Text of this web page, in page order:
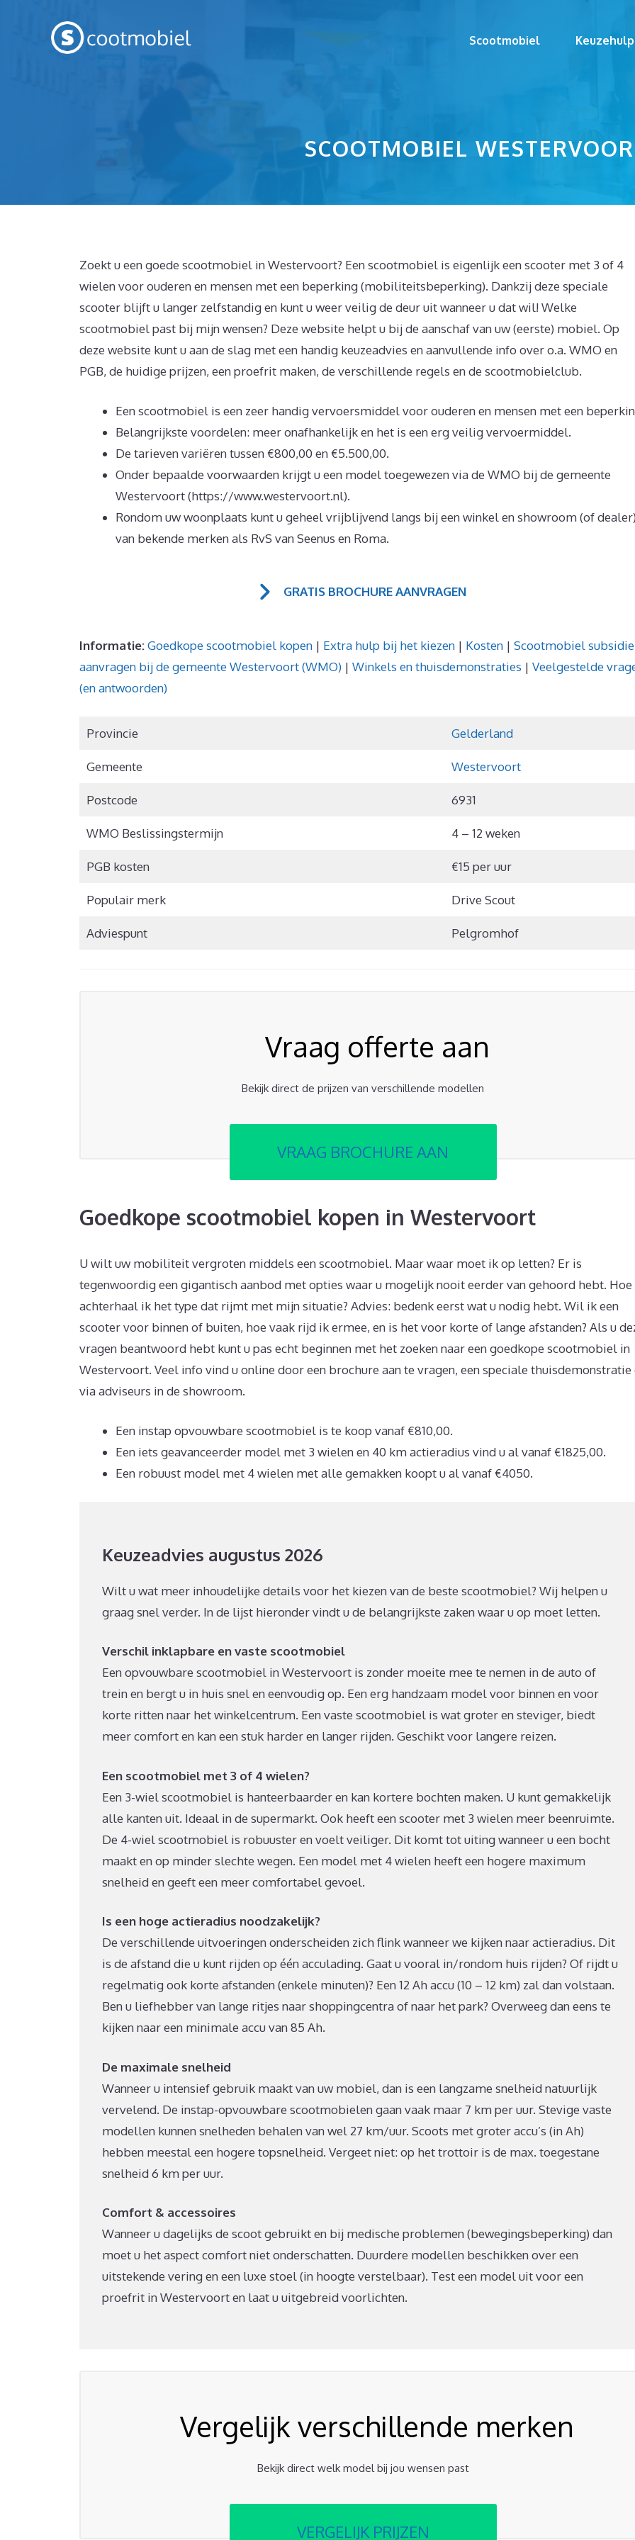
Scootmobiel Keuzehulp
SCOOTMOBIEL
Zoekt u een goede scootmobiel in Westervoort? Een scootmobiel is eigenlijk een scooter met 3 of 4
wielen voor ouderen en mensen met een beperking (mobiliteitsbeperking). Dankzij deze speciale
scooter blijft u langer zelfstandig en kunt u weer veilig de deur uit wanneer u dat wil! Welke
scootmobiel past bij mijn wensen? Deze website helpt u bij de aanschaf van uw (eerste) mobiel. Op
deze website kunt u aan de slag met een handig keuzeadvies en aanvullende info over o.a. WMO en
PGB, de huidige prijzen, een proefrit maken, de verschillende regels en de scootmobielclub.
Een scootmobiel is een zeer handig vervoersmiddel voor ouderen en mensen met een
Belangrijkste voordelen: meer onafhankelijk en het is een erg veilig vervoermiddel.
De tarieven variëren tussen €800,00 en €5.500,00.
Onder bepaalde voorwaarden krijgt u een model toegewezen via de WMO bij de gemeente
Westervoort (https://www.westervoort.nl).
Rondom uw woonplaats kunt u geheel vrijblijvend langs bij een winkel en showroom (of
van bekende merken als RvS van Seenus en Roma.
GRATIS BROCHURE AANVRAGEN
Informatie:Goedkope scootmobiel kopen | Extra hulp bij het kiezen | Kosten | Scootmobiel subsidie
aanvragen bij de gemeente Westervoort (WMO) | Winkels en thuisdemonstraties | Veelgestelde
(en antwoorden)
Provincie Gelderland
Gemeente Westervoort
Postcode 6931
WMO Beslissingstermijn 4 – 12 weken
PGB kosten €15 per uur
Populair merk Drive Scout
Adviespunt Pelgromhof
Vraag offerte aan
Bekijk direct de prijzen van verschillende modellen
VRAAG BROCHURE AAN
Goedkope scootmobiel kopen in Westervoort
U wilt uw mobiliteit vergroten middels een scootmobiel. Maar waar moet ik op letten? Er is
tegenwoordig een gigantisch aanbod met opties waar u mogelijk nooit eerder van gehoord hebt. Hoe
achterhaal ik het type dat rijmt met mijn situatie? Advies: bedenk eerst wat u nodig hebt. Wil ik een
scooter voor binnen of buiten, hoe vaak rijd ik ermee, en is het voor korte of lange afstanden? Als u
vragen beantwoord hebt kunt u pas echt beginnen met het zoeken naar een goedkope scootmobiel in
Westervoort. Veel info vind u online door een brochure aan te vragen, een speciale thuisdemonstratie
via adviseurs in de showroom.
Een instap opvouwbare scootmobiel is te koop vanaf €810,00.
Een iets geavanceerder model met 3 wielen en 40 km actieradius vind u al vanaf €1825,00.
Een robuust model met 4 wielen met alle gemakken koopt u al vanaf €4050.
Keuzeadvies augustus 2026
Wilt u wat meer inhoudelijke details voor het kiezen van de beste scootmobiel? Wij helpen u
graag snel verder. In de lijst hieronder vindt u de belangrijkste zaken waar u op moet letten.
Verschil inklapbare en vaste scootmobiel
Een opvouwbare scootmobiel in Westervoort is zonder moeite mee te nemen in de auto of
trein en bergt u in huis snel en eenvoudig op. Een erg handzaam model voor binnen en voor
korte ritten naar het winkelcentrum. Een vaste scootmobiel is wat groter en steviger, biedt
meer comfort en kan een stuk harder en langer rijden. Geschikt voor langere reizen.
Een scootmobiel met 3 of 4 wielen?
Een 3-wiel scootmobiel is hanteerbaarder en kan kortere bochten maken. U kunt gemakkelijk
alle kanten uit. Ideaal in de supermarkt. Ook heeft een scooter met 3 wielen meer beenruimte.
De 4-wiel scootmobiel is robuuster en voelt veiliger. Dit komt tot uiting wanneer u een bocht
maakt en op minder slechte wegen. Een model met 4 wielen heeft een hogere maximum
snelheid en geeft een meer comfortabel gevoel.
Is een hoge actieradius noodzakelijk?
De verschillende uitvoeringen onderscheiden zich flink wanneer we kijken naar actieradius. Dit
is de afstand die u kunt rijden op één acculading. Gaat u vooral in/rondom huis rijden? Of rijdt u
regelmatig ook korte afstanden (enkele minuten)? Een 12 Ah accu (10 – 12 km) zal dan volstaan.
Ben u liefhebber van lange ritjes naar shoppingcentra of naar het park? Overweeg dan eens te
kijken naar een minimale accu van 85 Ah.
De maximale snelheid
Wanneer u intensief gebruik maakt van uw mobiel, dan is een langzame snelheid natuurlijk
vervelend. De instap-opvouwbare scootmobielen gaan vaak maar 7 km per uur. Stevige vaste
modellen kunnen snelheden behalen van wel 27 km/uur. Scoots met groter accu’s (in Ah)
hebben meestal een hogere topsnelheid. Vergeet niet: op het trottoir is de max. toegestane
snelheid 6 km per uur.
Comfort & accessoires
Wanneer u dagelijks de scoot gebruikt en bij medische problemen (bewegingsbeperking) dan
moet u het aspect comfort niet onderschatten. Duurdere modellen beschikken over een
uitstekende vering en een luxe stoel (in hoogte verstelbaar). Test een model uit voor een
proefrit in Westervoort en laat u uitgebreid voorlichten.
Vergelijk verschillende merken
Bekijk direct welk model bij jou wensen past
VERGELIJK PRIJZEN